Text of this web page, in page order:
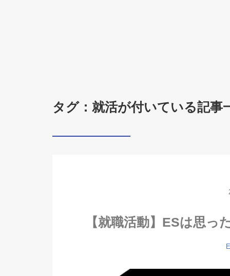
タグ：就活が付いている記事
【就職活動】ESは思